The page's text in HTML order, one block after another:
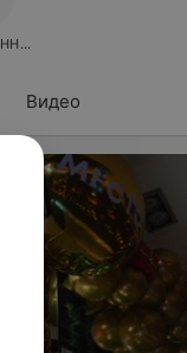
Видео